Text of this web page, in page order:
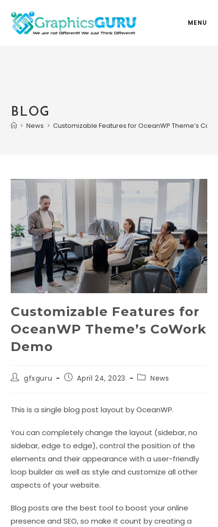
MENU
BLOG
> News > Customizable Features for OceanWP Theme’s
Customizable Features for
OceanWP Theme’s CoWork
Demo
gfxguru April 24, 2023 News
This is a single blog post layout by OceanWP.
You can completely change the layout (sidebar, no
sidebar, edge to edge), control the position of the
elements and their appearance with a user-friendly
loop builder as well as style and customize all other
aspects of your website.
Blog posts are the best tool to boost your online
presence and SEO, so make it count by creating a